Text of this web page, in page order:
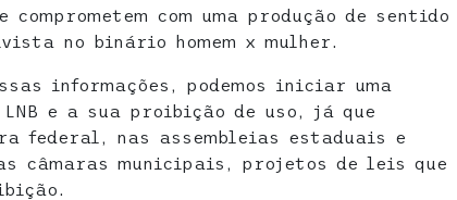
comprometem com uma produção de sentido
no binário homem x mulher.
informações, podemos iniciar uma
e a sua proibição de uso, já que
federal, nas assembleias estaduais e
câmaras municipais, projetos de leis que